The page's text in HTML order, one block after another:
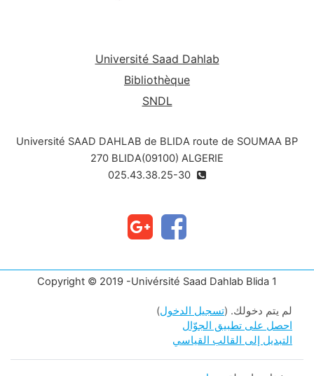
Université Saad Dahlab
Bibliothèque
SNDL
Université SAAD DAHLAB de BLIDA route de SOUMAA BP
270 BLIDA(09100) ALGERIE
Copyright © 2019 -Univérsité Saad Dahlab Blida 1
لم يتم دخولك. (تسجيل الدخول)
احصل على تطبيق الجوّال
التبديل إلى القالب القياسي